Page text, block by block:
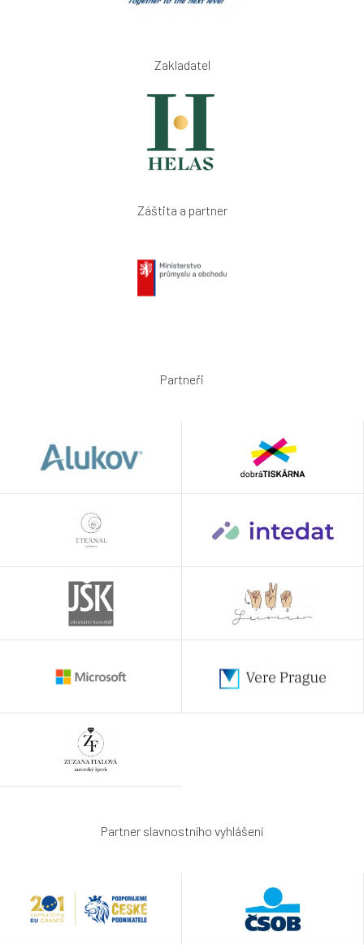
Zakladatel
Záštita a partner
Partneři
Partner slavnostního vyhlášení